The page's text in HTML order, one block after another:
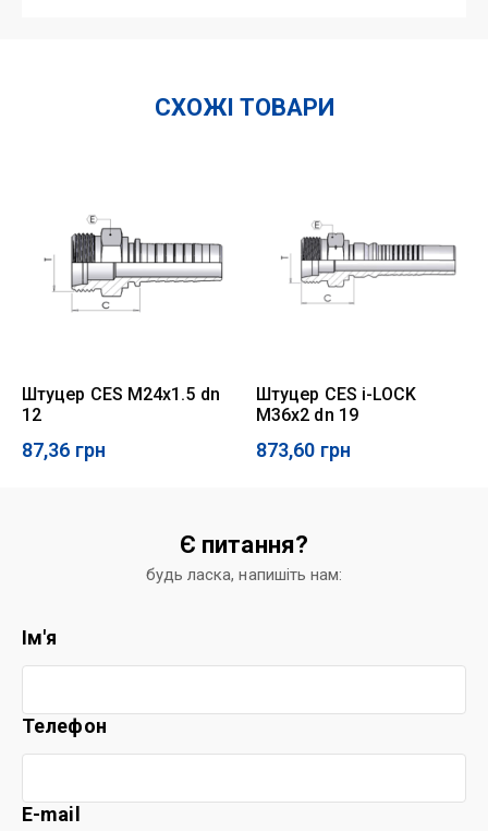
СХОЖІ ТОВАРИ
Штуцер CES M24x1.5 dn
12
87,36 грн
Штуцер CES i-LOCK
M36x2 dn 19
873,60 грн
Є питання?
будь ласка, напишіть нам:
Ім'я
Телефон
E-mail